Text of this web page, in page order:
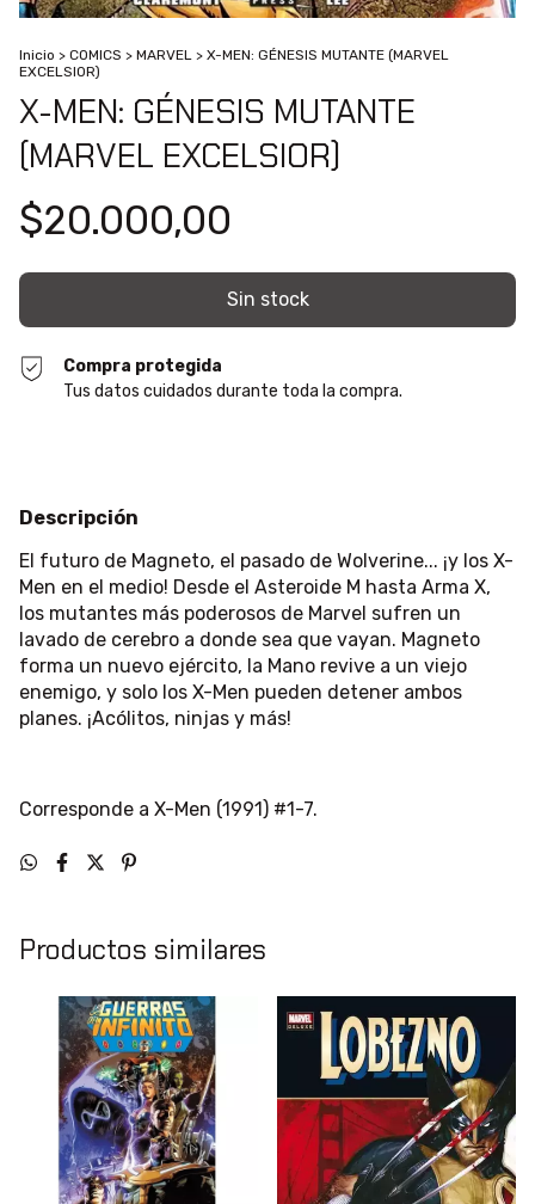
Inicio > COMICS > MARVEL > X-MEN: GÉNESIS MUTANTE (MARVEL
EXCELSIOR)
X-MEN: GÉNESIS MUTANTE
(MARVEL EXCELSIOR)
$20.000,00
Compra protegida
Tus datos cuidados durante toda la compra.
Descripción
El futuro de Magneto, el pasado de Wolverine... ¡y los X-
Men en el medio! Desde el Asteroide M hasta Arma X,
los mutantes más poderosos de Marvel sufren un
lavado de cerebro a donde sea que vayan. Magneto
forma un nuevo ejército, la Mano revive a un viejo
enemigo, y solo los X-Men pueden detener ambos
planes. ¡Acólitos, ninjas y más!
Corresponde a X-Men (1991) #1-7.
Productos similares